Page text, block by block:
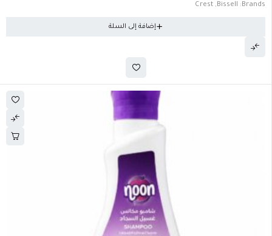
Brands:
Bissell
,
Crest
إضافة إلى السلة